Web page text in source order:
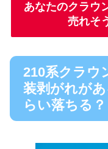
あなたのクラウ
売れそ
210系クラウ
装剥がれが
らい落ちる？